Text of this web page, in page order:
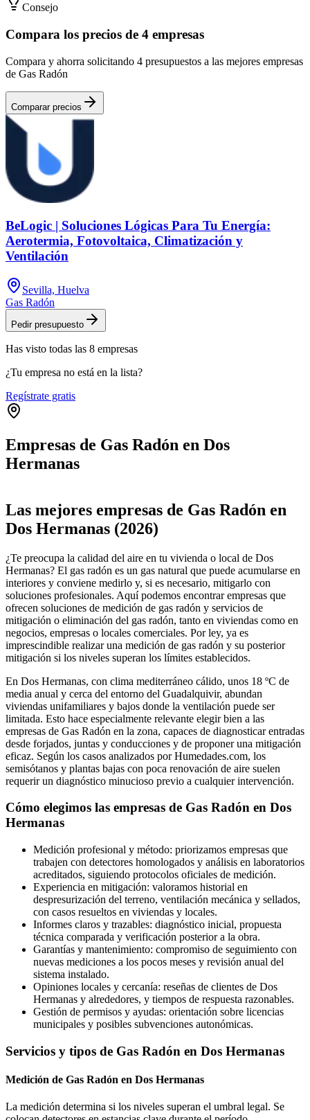
Consejo
Compara los precios de 4 empresas
Compara y ahorra solicitando 4 presupuestos a las mejores empresas
de Gas Radón
Comparar precios
BeLogic | Soluciones Lógicas Para Tu Energía:
Aerotermia, Fotovoltaica, Climatización y
Ventilación
Sevilla, Huelva
Gas Radón
Pedir presupuesto
Has visto todas las 8 empresas
¿Tu empresa no está en la lista?
Regístrate gratis
Empresas de Gas Radón en Dos
Hermanas
+
−
Las mejores empresas de Gas Radón en
Dos Hermanas (2026)
¿Te preocupa la calidad del aire en tu vivienda o local de Dos
Hermanas? El gas radón es un gas natural que puede acumularse en
interiores y conviene medirlo y, si es necesario, mitigarlo con
soluciones profesionales. Aquí podemos encontrar empresas que
ofrecen soluciones de medición de gas radón y servicios de
mitigación o eliminación del gas radón, tanto en viviendas como en
negocios, empresas o locales comerciales. Por ley, ya es
imprescindible realizar una medición de gas radón y su posterior
mitigación si los niveles superan los límites establecidos.
En Dos Hermanas, con clima mediterráneo cálido, unos 18 ºC de
media anual y cerca del entorno del Guadalquivir, abundan
viviendas unifamiliares y bajos donde la ventilación puede ser
limitada. Esto hace especialmente relevante elegir bien a las
empresas de Gas Radón en la zona, capaces de diagnosticar entradas
desde forjados, juntas y conducciones y de proponer una mitigación
eficaz. Según los casos analizados por Humedades.com, los
semisótanos y plantas bajas con poca renovación de aire suelen
requerir un diagnóstico minucioso previo a cualquier intervención.
Cómo elegimos las empresas de Gas Radón en Dos
Hermanas
Medición profesional y método: priorizamos empresas que
trabajen con detectores homologados y análisis en laboratorios
acreditados, siguiendo protocolos oficiales de medición.
Experiencia en mitigación: valoramos historial en
despresurización del terreno, ventilación mecánica y sellados,
con casos resueltos en viviendas y locales.
Informes claros y trazables: diagnóstico inicial, propuesta
técnica comparada y verificación posterior a la obra.
Garantías y mantenimiento: compromiso de seguimiento con
nuevas mediciones a los pocos meses y revisión anual del
sistema instalado.
Opiniones locales y cercanía: reseñas de clientes de Dos
Hermanas y alrededores, y tiempos de respuesta razonables.
Gestión de permisos y ayudas: orientación sobre licencias
municipales y posibles subvenciones autonómicas.
Servicios y tipos de Gas Radón en Dos Hermanas
Medición de Gas Radón en Dos Hermanas
La medición determina si los niveles superan el umbral legal. Se